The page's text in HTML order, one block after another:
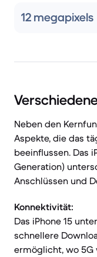
12 megapixels
Neben den
Aspekte, die das
beeinflussen. Das
Generation)
Anschlüssen und
Konnektivität:
Das iPhone 15
schnellere
ermöglicht, wo 5G